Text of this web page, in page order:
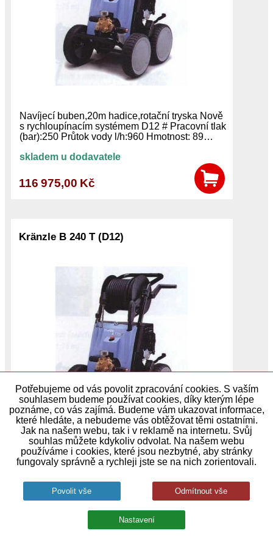
Potřebujeme od vás povolit zpracování cookies. S vaším
souhlasem budeme používat cookies, díky kterým lépe
poznáme, co vás zajímá. Budeme vám ukazovat informace,
které hledáte, a nebudeme vás obtěžovat těmi ostatními.
Jak na našem webu, tak i v reklamě na internetu. Svůj
souhlas můžete kdykoliv odvolat. Na našem webu
používáme i cookies, které jsou nezbytné, aby stránky
fungovaly správně a rychleji jste se na nich zorientovali.
Navíjecí buben,20m hadice,rotační tryska Nově
s rychloupínacím systémem D12 # Pracovní tlak
(bar):250 Průtok vody l/h:960 Hmotnost: 89…
skladem u dodavatele
116 975,00 Kč
Kränzle B 240 T (D12)
Navíjecí buben,20m hadice,rotační tryska Nově
s rychloupínacím systémem D12 # Pracovní tlak
skladem u dodavatele